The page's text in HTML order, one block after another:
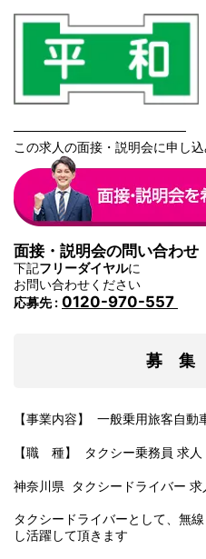
───────────────────
この求人の面接・説明会に申し
面接・説明会の問い合わせ
下記フリーダイヤルに
お問い合わせください
応募先 : 0120-970-557
募 集
【事業内容】 一般乗用旅客自動
【職 種】 タクシー乗務員 求人
神奈川県 タクシードライバー 求
タクシードライバーとして、無
し活躍して頂きます